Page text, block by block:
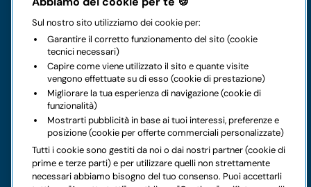
Noleggi
Business
Contatti
Note legali
Hai dei dubbi sul tuo prossimo noleggio?
Sul nostro sito utilizziamo dei cookie per:
Garantire il corretto funzionamento del sito (cookie
tecnici necessari)
Capire come viene utilizzato il sito e quante visite
vengono effettuate su di esso (cookie di prestazione)
Migliorare la tua esperienza di navigazione (cookie di
funzionalità)
Mostrarti pubblicità in base ai tuoi interessi, preferenze e
posizione (cookie per offerte commerciali personalizzate)
Tutti i cookie sono gestiti da noi o dai nostri partner (cookie di
prime e terze parti) e per utilizzare quelli non strettamente
necessari abbiamo bisogno del tuo consenso. Puoi accettarli